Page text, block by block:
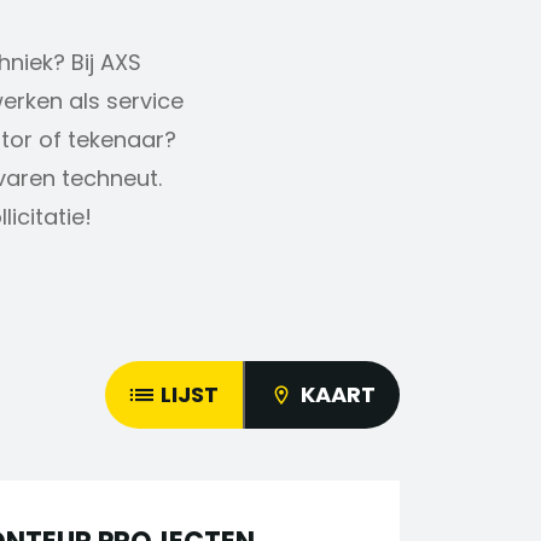
Bij AXS
als service
of tekenaar?
techneut.
LIJST KAART